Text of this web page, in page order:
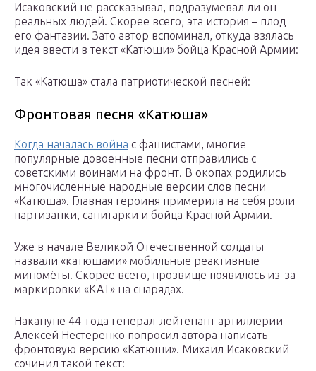
Исаковский не рассказывал, подразумевал ли он
реальных людей. Скорее всего, эта история – плод
его фантазии. Зато автор вспоминал, откуда взялась
идея ввести в текст «Катюши» бойца Красной Армии:
Так «Катюша» стала патриотической песней:
Фронтовая песня «Катюша»
Когда началась война с фашистами, многие
популярные довоенные песни отправились с
советскими воинами на фронт. В окопах родились
многочисленные народные версии слов песни
«Катюша». Главная героиня примерила на себя роли
партизанки, санитарки и бойца Красной Армии.
Уже в начале Великой Отечественной солдаты
назвали «катюшами» мобильные реактивные
миномёты. Скорее всего, прозвище появилось из-за
маркировки «КАТ» на снарядах.
Накануне 44-года генерал-лейтенант артиллерии
Алексей Нестеренко попросил автора написать
фронтовую версию «Катюши». Михаил Исаковский
сочинил такой текст: